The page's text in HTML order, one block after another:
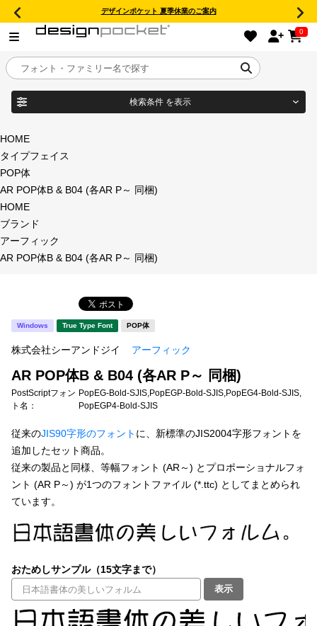
デザインポケット 夏季休業のご案内
0
目的別フォントガイド
特集
年間ライセンス商品
新着一覧
マイページ
お気に入り
ご利用ガイド
お問い合わせ
検索条件 を表示
商品名
フォント形式
タイプフェイス
明朝体
宋朝体 清朝体
草書体
江戸文字 デザイン毛筆
セット or 単体
HOME
タイプフェイス
POP体
AR POP体B & B04 (各AR P～ 同梱)
HOME
ブランド
アーフィック
AR POP体B & B04 (各AR P～ 同梱)
Windows True Type Font POP体
株式会社シーアンドジイ アーフィック
AR POP体B & B04 (各AR P～ 同梱)
PostScriptフォン
ト名：
PopEG-Bold-SJIS,PopEGP-Bold-SJIS,PopEG4-Bold-SJIS,
PopEGP4-Bold-SJIS
従来のJIS90字形のフォント に、新標準のJIS2004字形フォントを
追加したセット商品。
従来の製品と同様、等幅フォント (AR～) とプロポーショナルフォ
ント (AR P～) が1つのフォントファイル (*.ttc) としてまとめられ
ています。
おためしサンプル（15文字まで）
表示